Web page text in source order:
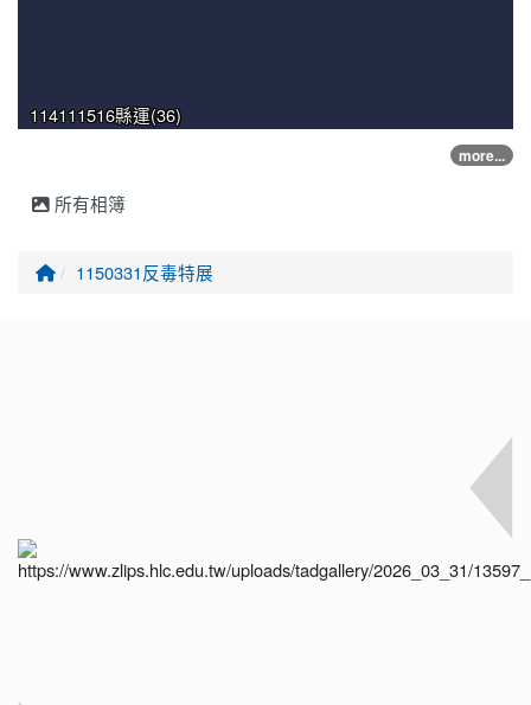
114111516縣運(36)
more...
所有相簿
回首頁
1150331反毒特展